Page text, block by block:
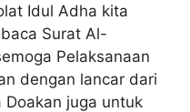
Idul Adha kita
Surat Al-
Pelaksanaan
dengan lancar dari
Doakan juga untuk